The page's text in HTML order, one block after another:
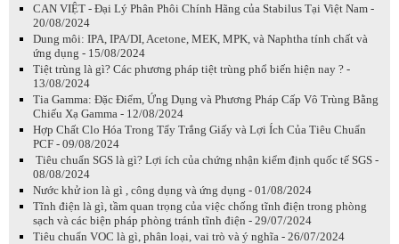
CAN VIỆT - Đại Lý Phân Phôi Chính Hãng của Stabilus Tại Việt Nam -
20/08/2024
Dung môi: IPA, IPA/DI, Acetone, MEK, MPK, và Naphtha tính chất và
ứng dụng - 15/08/2024
Tiệt trùng là gì? Các phương pháp tiệt trùng phổ biến hiện nay ? -
13/08/2024
Tia Gamma: Đặc Điểm, Ứng Dụng và Phương Pháp Cấp Vô Trùng Bằng
Chiếu Xạ Gamma - 12/08/2024
Hợp Chất Clo Hóa Trong Tẩy Trắng Giấy và Lợi Ích Của Tiêu Chuẩn
PCF - 09/08/2024
Tiêu chuẩn SGS là gì? Lợi ích của chứng nhận kiểm định quốc tế SGS -
08/08/2024
Nước khử ion là gì , công dụng và ứng dụng - 01/08/2024
Tĩnh điện là gì, tầm quan trọng của việc chống tĩnh điện trong phòng
sạch và các biện pháp phòng tránh tĩnh điện - 29/07/2024
Tiêu chuẩn VOC là gì, phân loại, vai trò và ý nghĩa - 26/07/2024